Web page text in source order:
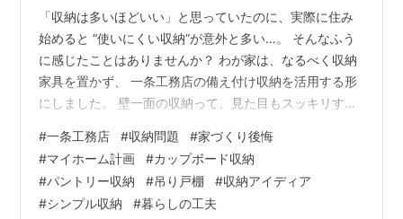
「収納は多いほどいい」と思っていたのに、実際に住み
始めると “使いにくい収納”が意外と多い…。 そんなふう
に感じたことはありませんか？ わが家は、なるべく収納
家具を置かず、 一条工務店の備え付け収納を活用する形
にしました。 壁一面の収納って、見た目もスッキリする
みると、 「頭より高い位置の収納、思った以上に使いに
くい…！」 と感じる場面がたくさんありました。 特に困
ったのが、 カップボード 洗面化粧台の吊り戸棚 シュー
ズクローク パントリー クローゼット上段 洗濯機上の天
#一条工務店 #収納問題 #家づくり後悔
#マイホーム計画 #カップボード収納
#パントリー収納 #吊り戸棚 #収納アイディア
#シンプル収納 #暮らしの工夫